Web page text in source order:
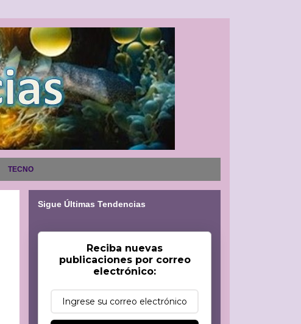
TECNO
Sigue Últimas Tendencias
Reciba nuevas
publicaciones por correo
electrónico: